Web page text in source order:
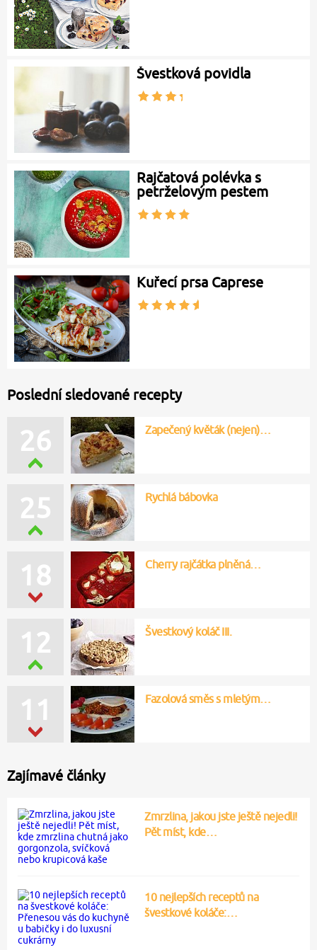
Švestková povidla
Rajčatová polévka s
petrželovým pestem
Kuřecí prsa Caprese
Poslední sledované recepty
26 Zapečený květák (nejen)…
25 Rychlá bábovka
18 Cherry rajčátka plněná…
11 Fazolová směs s mletým…
12 Švestkový koláč III.
Zajímavé články
Zmrzlina, jakou jste ještě nejedli!
Pět míst, kde…
10 nejlepších receptů na
švestkové koláče:…